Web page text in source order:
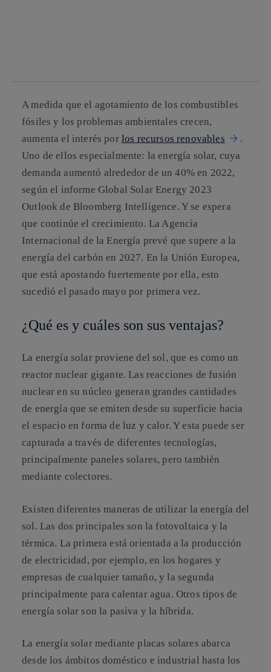
A medida que el agotamiento de los combustibles
fósiles y los problemas ambientales crecen,
aumenta el interés por los recursos renovables
.
Uno de ellos especialmente: la energía solar, cuya
demanda aumentó alrededor de un 40% en 2022,
según el informe Global Solar Energy 2023
Outlook de Bloomberg Intelligence. Y se espera
que continúe el crecimiento. La Agencia
Internacional de la Energía prevé que supere a la
energía del carbón en 2027. En la Unión Europea,
que está apostando fuertemente por ella, esto
sucedió el pasado mayo por primera vez.
¿Qué es y cuáles son sus ventajas?
La energía solar proviene del sol, que es como un
reactor nuclear gigante. Las reacciones de fusión
nuclear en su núcleo generan grandes cantidades
de energía que se emiten desde su superficie hacia
el espacio en forma de luz y calor. Y esta puede ser
capturada a través de diferentes tecnologías,
principalmente paneles solares, pero también
mediante colectores.
Existen diferentes maneras de utilizar la energía del
sol. Las dos principales son la fotovoltaica y la
térmica. La primera está orientada a la producción
de electricidad, por ejemplo, en los hogares y
empresas de cualquier tamaño, y la segunda
principalmente para calentar agua. Otros tipos de
energía solar son la pasiva y la híbrida.
La energía solar mediante placas solares abarca
desde los ámbitos doméstico e industrial hasta los